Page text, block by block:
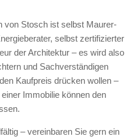
Stosch ist selbst Maurer-
selbst zertifizierter
der Architektur – es wird also
und Sachverständigen
Kaufpreis drücken wollen –
Immobilie können den
– vereinbaren Sie gern ein